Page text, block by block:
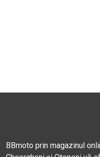
BBmoto prin magazinul